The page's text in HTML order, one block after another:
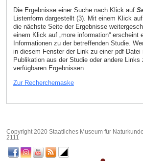
Die Ergebnisse einer Suche nach Klick auf
Listenform dargestellt (3). Mit einem Klick auf
die nächste Seite der Ergebnisse
einem Klick auf „more information“ erscheint
Informationen zu der betreffenden Studie.
in diesem Fenster der Link zu einer pdf-Datei
Publikation aus der Studie oder andere Links
verfügbaren Ergebnissen.
Zur Recherchemaske
Copyright 2020 Staatliches Museum für
2111